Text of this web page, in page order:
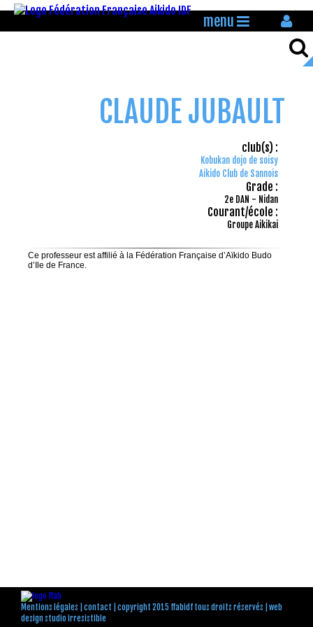
menu
CLAUDE JUBAULT
club(s) :
Kobukan dojo de soisy
Aikido Club de Sannois
Grade :
2e DAN - Nidan
Courant/école :
Groupe Aikikai
Ce professeur est affilié à la Fédération Française d’Aïkido Budo
d’Ile de France.
Mentions légales contact | copyright 2015 ffabidf tous droits réservés | web
design studio irresistible